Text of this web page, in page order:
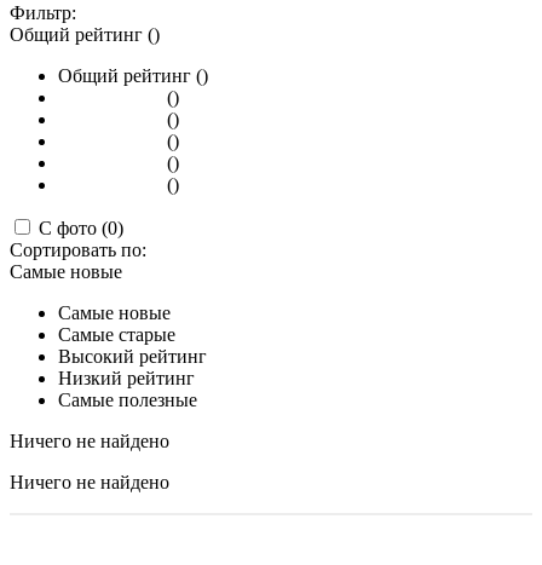
Фильтр:
Общий рейтинг ()
Общий рейтинг ()
()
()
()
()
()
С фото (0)
Сортировать по:
Самые новые
Самые новые
Самые старые
Высокий рейтинг
Низкий рейтинг
Самые полезные
Ничего не найдено
Ничего не найдено